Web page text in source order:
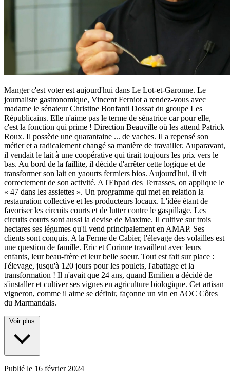
Manger c'est voter est aujourd'hui dans Le Lot-et-Garonne. Le
journaliste gastronomique, Vincent Ferniot a rendez-vous avec
madame le sénateur Christine Bonfanti Dossat du groupe Les
Républicains. Elle n'aime pas le terme de sénatrice car pour elle,
c'est la fonction qui prime ! Direction Beauville où les attend Patrick
Roux. Il possède une quarantaine ... de vaches. Il a repensé son
métier et a radicalement changé sa manière de travailler. Auparavant,
il vendait le lait à une coopérative qui tirait toujours les prix vers le
bas. Au bord de la faillite, il décide d'arrêter cette logique et de
transformer son lait en yaourts fermiers bios. Aujourd'hui, il vit
correctement de son activité. A l'Ehpad des Terrasses, on applique le
« 47 dans les assiettes ». Un programme qui met en relation la
restauration collective et les producteurs locaux. L'idée étant de
favoriser les circuits courts et de lutter contre le gaspillage. Les
circuits courts sont aussi la devise de Maxime. Il cultive sur trois
hectares ses légumes qu'il vend principalement en AMAP. Ses
clients sont conquis. A la Ferme de Cabier, l'élevage des volailles est
une question de famille. Eric et Corinne travaillent avec leurs
enfants, leur beau-frère et leur belle soeur. Tout est fait sur place :
l'élevage, jusqu'à 120 jours pour les poulets, l'abattage et la
transformation ! Il n'avait que 24 ans, quand Emilien a décidé de
s'installer et cultiver ses vignes en agriculture biologique. Cet artisan
vigneron, comme il aime se définir, façonne un vin en AOC Côtes
du Marmandais.
Voir plus
Publié le 16 février 2024